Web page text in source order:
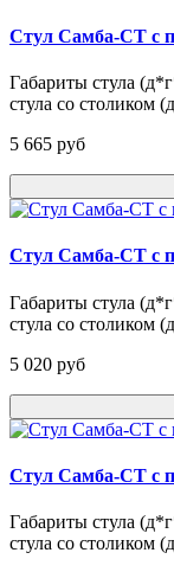
Стул Самба-СТ с
Габариты стула
стула со столиком
5 665 pуб
Стул Самба-СТ с
Габариты стула
стула со столиком
5 020 pуб
Стул Самба-СТ с
Габариты стула
стула со столиком